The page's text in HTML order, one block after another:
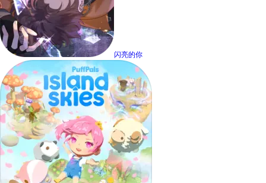
闪亮的你